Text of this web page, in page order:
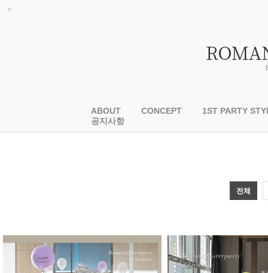
ABOUT CONCEPT
1ST PARTY
공지사항
전체